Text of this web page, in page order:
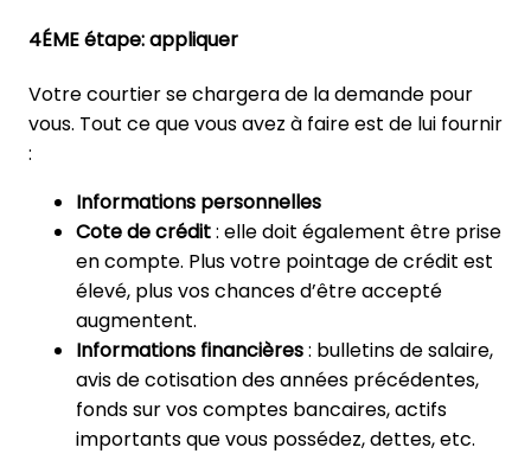
4ÉME étape: appliquer
Votre courtier se chargera de la demande pour
vous. Tout ce que vous avez à faire est de lui fournir
:
Informations personnelles
Cote de crédit: elle doit également être prise
en compte. Plus votre pointage de crédit est
élevé, plus vos chances d’être accepté
augmentent.
Informations financières: bulletins de salaire,
avis de cotisation des années précédentes,
fonds sur vos comptes bancaires, actifs
importants que vous possédez, dettes, etc.